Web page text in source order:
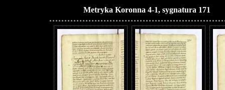
Metryka Koronna 4-1, sygnatura 171